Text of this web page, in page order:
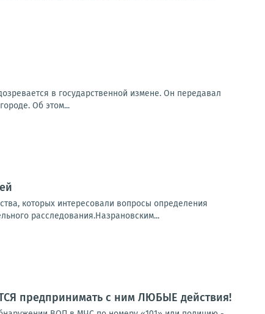
в государственной измене. Он передавал
Об этом...
которых интересовали вопросы определения
расследования.Назрановским...
предпринимать с ним ЛЮБЫЕ действия!